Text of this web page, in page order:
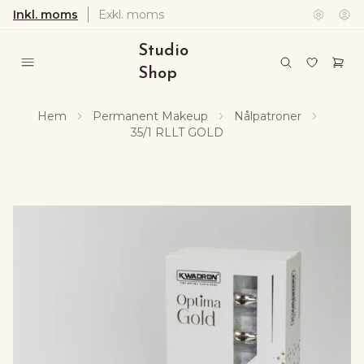
Inkl. moms Exkl. moms
Studio
Shop
Hem Permanent Makeup
Nålpatroner
35/1 RLLT GOLD